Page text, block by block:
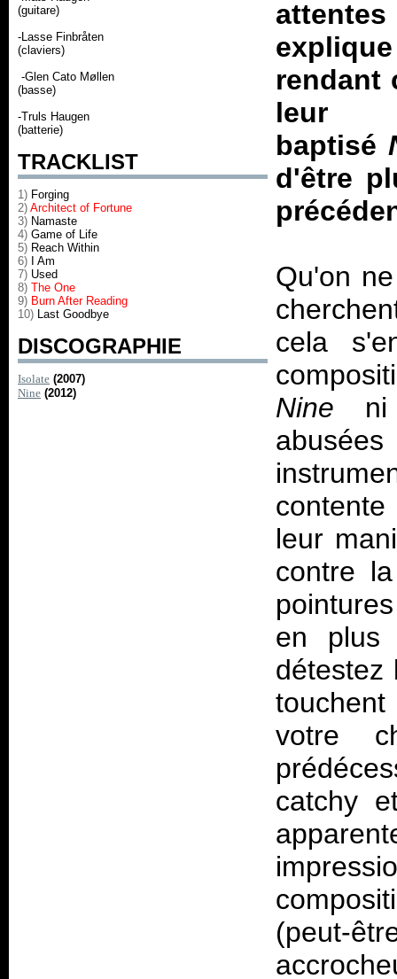
(guitare)
-Lasse Finbråten
(claviers)
-Glen Cato Møllen
(basse)
-Truls Haugen
(batterie)
TRACKLIST
1) Forging
2) Architect of Fortune
3) Namaste
4) Game of Life
5) Reach Within
6) I Am
7) Used
8) The One
9) Burn After Reading
10) Last Goodbye
DISCOGRAPHIE
Isolate (2007)
Nine (2012)
rendant
leur
baptisé
d'être
Qu'on
cela
Nine ni
leur
contre
en plus
détestez
votre
catchy
(peut-